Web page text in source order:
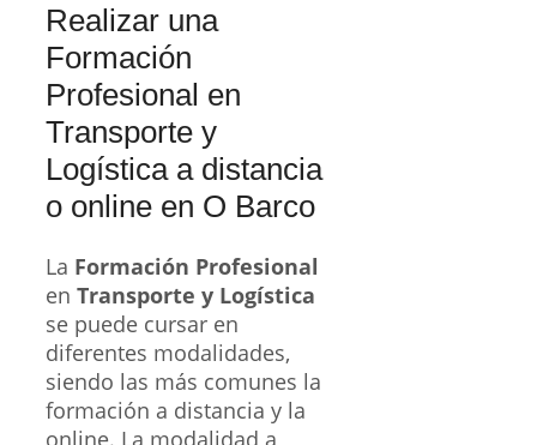
Realizar una
Formación
Profesional en
Transporte y
Logística a distancia
o online en O Barco
La Formación Profesional
en Transporte y Logística
se puede cursar en
diferentes modalidades,
siendo las más comunes la
formación a distancia y la
online. La modalidad a